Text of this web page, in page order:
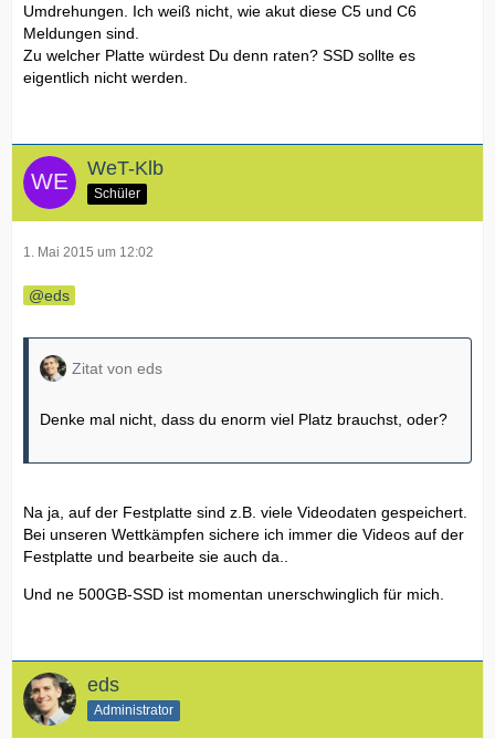
Umdrehungen. Ich weiß nicht, wie akut diese C5 und C6
Meldungen sind.
Zu welcher Platte würdest Du denn raten? SSD sollte es
eigentlich nicht werden.
WeT-Klb
Schüler
1. Mai 2015 um 12:02
eds
Zitat von eds
Denke mal nicht, dass du enorm viel Platz brauchst, oder?
Na ja, auf der Festplatte sind z.B. viele Videodaten gespeichert.
Bei unseren Wettkämpfen sichere ich immer die Videos auf der
Festplatte und bearbeite sie auch da..
Und ne 500GB-SSD ist momentan unerschwinglich für mich.
eds
Administrator